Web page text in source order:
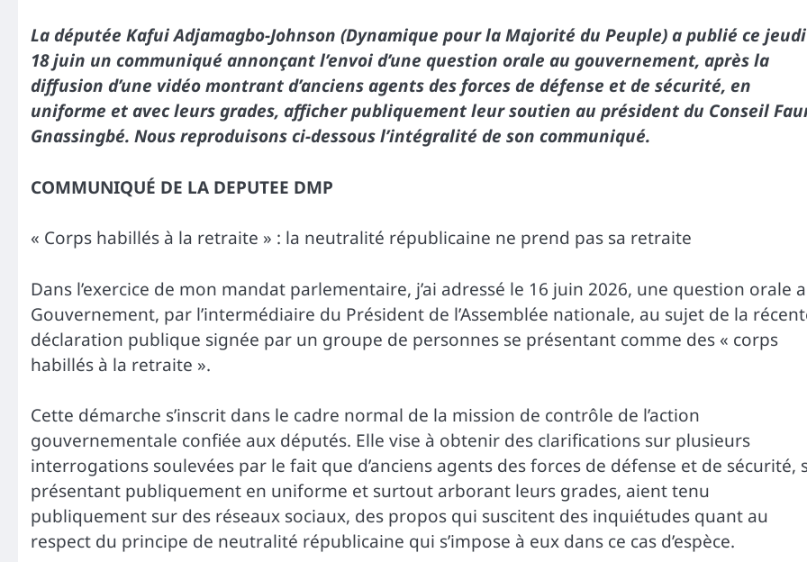
La députée Kafui Adjamagbo-Johnson (Dynamique pour la Majorité du Peuple) a publié ce jeudi
18 juin un communiqué annonçant l’envoi d’une question orale au gouvernement, après la
diffusion d’une vidéo montrant d’anciens agents des forces de défense et de sécurité, en
uniforme et avec leurs grades, afficher publiquement leur soutien au président du Conseil
Gnassingbé. Nous reproduisons ci-dessous l’intégralité de son communiqué.
COMMUNIQUÉ DE LA DEPUTEE DMP
« Corps habillés à la retraite » : la neutralité républicaine ne prend pas sa retraite
Dans l’exercice de mon mandat parlementaire, j’ai adressé le 16 juin 2026, une question orale
Gouvernement, par l’intermédiaire du Président de l’Assemblée nationale, au sujet de la
déclaration publique signée par un groupe de personnes se présentant comme des « corps
habillés à la retraite ».
Cette démarche s’inscrit dans le cadre normal de la mission de contrôle de l’action
gouvernementale confiée aux députés. Elle vise à obtenir des clarifications sur plusieurs
interrogations soulevées par le fait que d’anciens agents des forces de défense et de sécurité,
présentant publiquement en uniforme et surtout arborant leurs grades, aient tenu
publiquement sur des réseaux sociaux, des propos qui suscitent des inquiétudes quant au
respect du principe de neutralité républicaine qui s’impose à eux dans ce cas d’espèce.